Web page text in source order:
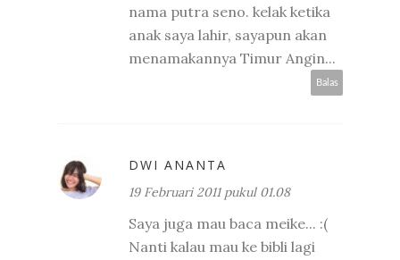
nama putra seno. kelak ketika
anak saya lahir, sayapun akan
menamakannya Timur Angin...
Balas
DWI ANANTA
19 Februari 2011 pukul 01.08
Saya juga mau baca meike... :(
Nanti kalau mau ke bibli lagi